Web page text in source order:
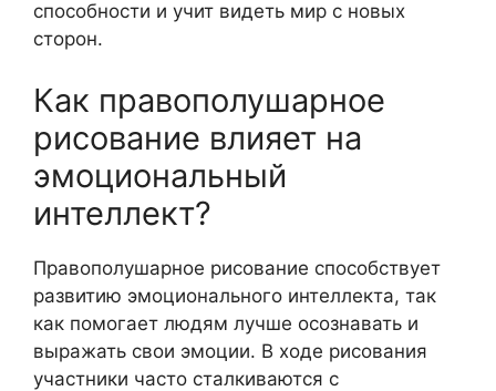
способности и учит видеть мир с новых
сторон.
Как правополушарное
рисование влияет на
эмоциональный
интеллект?
Правополушарное рисование способствует
развитию эмоционального интеллекта, так
как помогает людям лучше осознавать и
выражать свои эмоции. В ходе рисования
участники часто сталкиваются с